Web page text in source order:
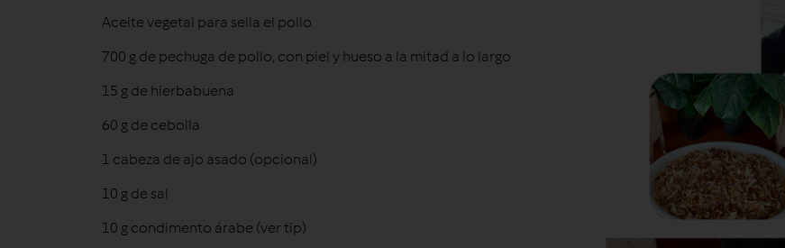
Aceite vegetal para sella el pollo
700 g de pechuga de pollo, con piel y hueso a la mitad a lo largo
15 g de hierbabuena
60 g de cebolla
1 cabeza de ajo asado (opcional)
10 g de sal
10 g condimento árabe (ver tip)